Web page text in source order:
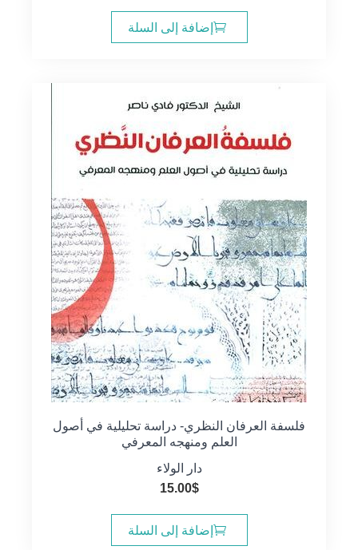
إضافة إلى السلة
فلسفة العرفان النظري- دراسة تحليلية في أصول
العلم ومنهجه المعرفي
دار الولاء
15.00$
إضافة إلى السلة